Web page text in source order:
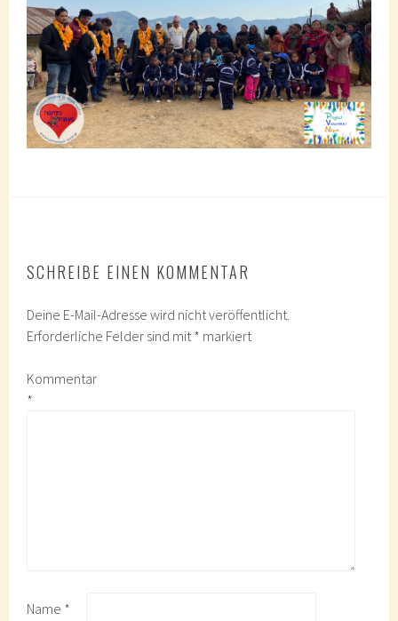
SCHREIBE EINEN KOMMENTAR
Deine E-Mail-Adresse wird nicht veröffentlicht.
Erforderliche Felder sind mit * markiert
Kommentar
*
Name *